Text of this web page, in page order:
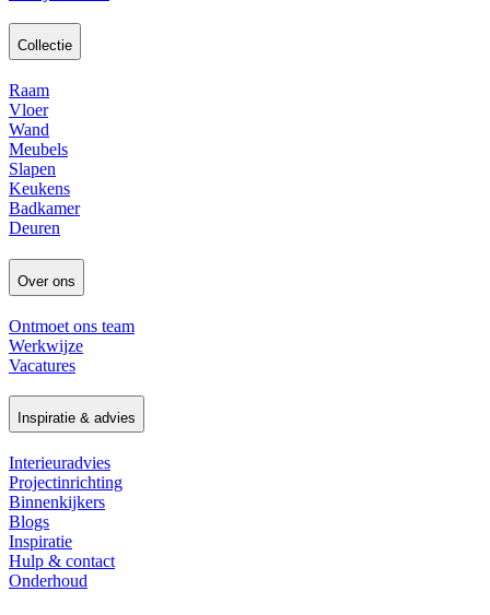
Collectie
Raam
Vloer
Wand
Meubels
Slapen
Keukens
Badkamer
Deuren
Over ons
Ontmoet ons team
Werkwijze
Vacatures
Inspiratie & advies
Interieuradvies
Projectinrichting
Binnenkijkers
Blogs
Inspiratie
Hulp & contact
Onderhoud